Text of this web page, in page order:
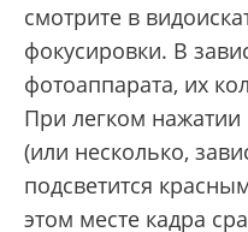
смотрите в
фокусировки. В
фотоаппарата, их
При легком нажатии
(или несколько,
подсветится
этом месте кадра